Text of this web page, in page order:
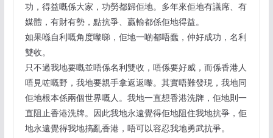
功，得益嘅係大家，功勞都歸佢地。多年來佢地有議席、有
媒體，有財有勢，點抗爭、贏輸都係佢地得益。
如果喺自利嘅角度嚟睇，佢地一啲都唔蠢，仲好成功，名利
雙收。
只不過我地要嘅並唔係名利雙收，唔係要好威，而係香港人
唔見咗嘅野，我地要親手拿返返嚟。其實唔難發現，我地同
佢地根本係兩個世界嘅人。我地一直想香港洗牌，佢地則一
直阻止香港洗牌。因此我地永遠覺得佢地阻住我地抗爭，佢
地永遠覺得我地搞亂香港，唔可以容忍我地勇武抗爭。